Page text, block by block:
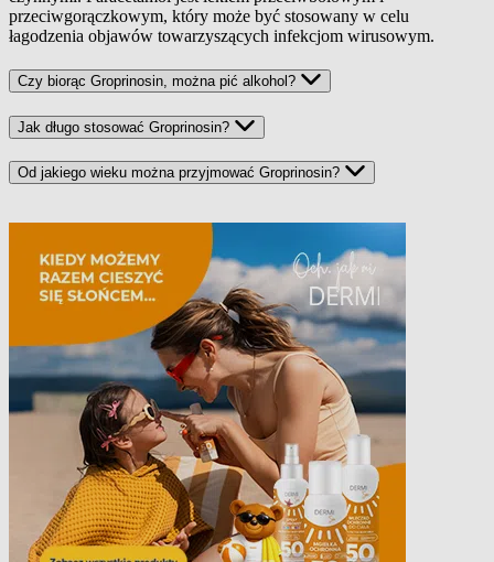
przeciwgorączkowym, który może być stosowany w celu
łagodzenia objawów towarzyszących infekcjom wirusowym.
Czy biorąc Groprinosin, można pić alkohol?
Jak długo stosować Groprinosin?
Od jakiego wieku można przyjmować Groprinosin?